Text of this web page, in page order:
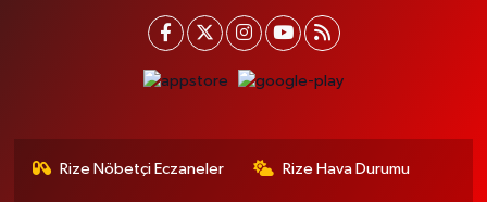
Rize Nöbetçi Eczaneler Rize Hava Durumu